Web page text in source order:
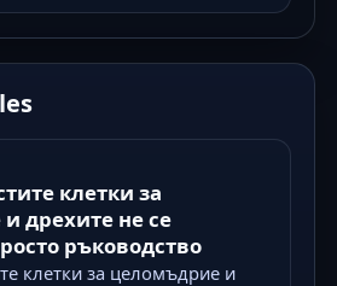
клетки за
дрехите не се
ръководство
клетки за целомъдрие и